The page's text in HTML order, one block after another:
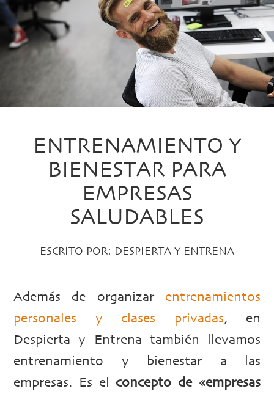
ENTRENAMIENTO Y
BIENESTAR PARA
EMPRESAS
SALUDABLES
ESCRITO POR: DESPIERTA Y ENTRENA
Además de organizar entrenamientos
personales y clases privadas, en
Despierta y Entrena también llevamos
entrenamiento y bienestar a las
empresas. Es el concepto de «empresas